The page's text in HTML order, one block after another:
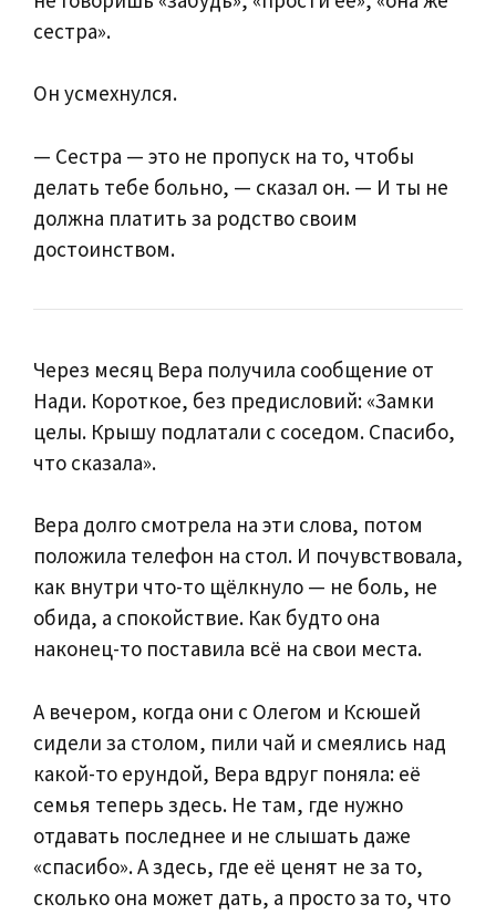
сестра».
Он усмехнулся.
— Сестра — это не пропуск на то, чтобы
делать тебе больно, — сказал он. — И ты не
должна платить за родство своим
достоинством.
Через месяц Вера получила сообщение от
Нади. Короткое, без предисловий: «Замки
целы. Крышу подлатали с соседом. Спасибо,
что сказала».
Вера долго смотрела на эти слова, потом
положила телефон на стол. И почувствовала,
как внутри что-то щёлкнуло — не боль, не
обида, а спокойствие. Как будто она
наконец-то поставила всё на свои места.
А вечером, когда они с Олегом и Ксюшей
сидели за столом, пили чай и смеялись над
какой-то ерундой, Вера вдруг поняла: её
семья теперь здесь. Не там, где нужно
отдавать последнее и не слышать даже
«спасибо». А здесь, где её ценят не за то,
сколько она может дать, а просто за то, что